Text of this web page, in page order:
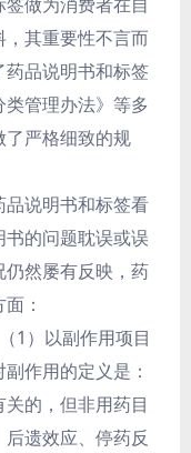
做为消费者在自
其重要性不言而
品说明书和标签
管理办法》等多
严格细致的规
说明书和标签看
的问题耽误或误
然屡有反映，药
：
1）以副作用项目
作用的定义是：
的，但非用药目
遗效应、停药反